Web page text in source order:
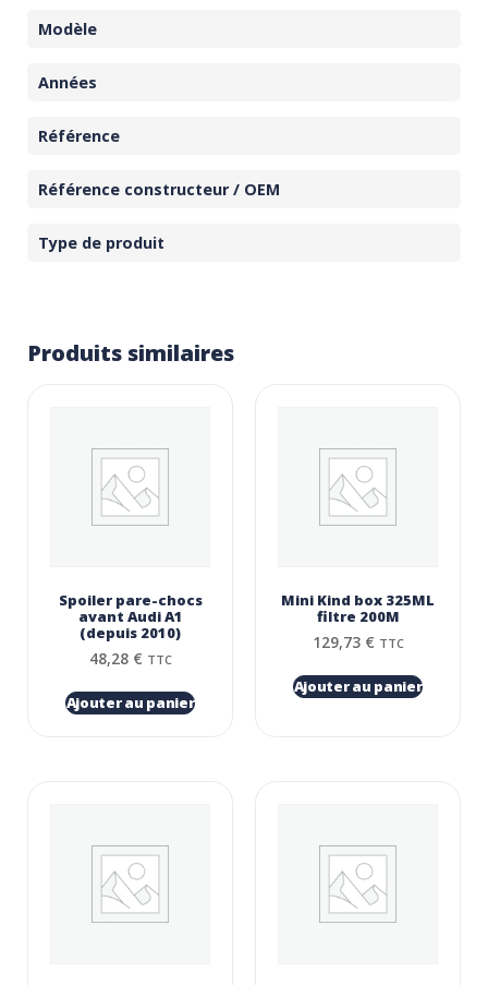
Modèle
Années
Référence
Référence constructeur / OEM
Type de produit
Produits similaires
Spoiler pare-chocs
avant Audi A1
(depuis 2010)
48,28 € TTC
Ajouter au panier
Mini Kind box 325ML
filtre 200Μ
129,73 € TTC
Ajouter au panier